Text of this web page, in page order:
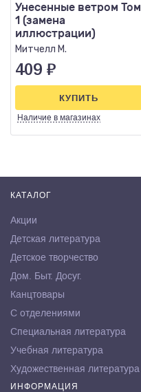
Унесенные ветром Том
1 (замена
иллюстрации)
Митчелл М.
409 ₽
Наличие в магазинах
КУПИТЬ
КАТАЛОГ
Акции
Детская литература
Детское творчество
Дом. Быт. Досуг.
Канцтовары
С отделениями
Специальная литература
Учебная литература
Художественная литература
ИНФОРМАЦИЯ